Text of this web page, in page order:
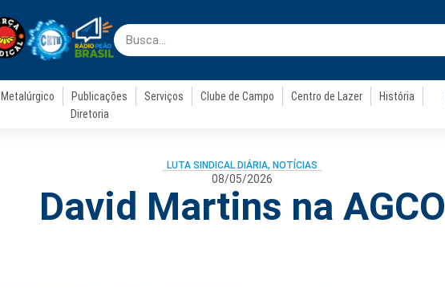
Publicações Serviços Clube de Campo Centro de Lazer
História
Diretoria
LUTA SINDICAL DIÁRIA, NOTÍCIAS
08/05/2026
David Martins na AGCO